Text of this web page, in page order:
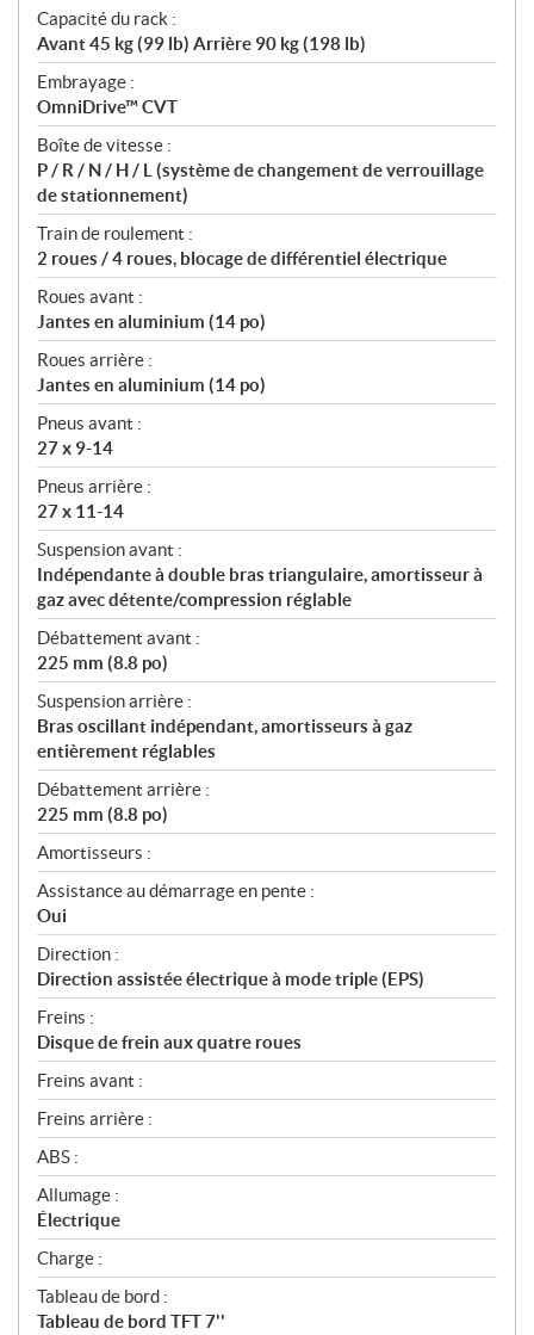
Capacité du rack :
Avant 45 kg (99 lb) Arrière 90 kg (198 lb)
Embrayage :
OmniDrive™ CVT
Boîte de vitesse :
P / R / N / H / L (système de changement de verrouillage
de stationnement)
Train de roulement :
2 roues / 4 roues, blocage de différentiel électrique
Roues avant :
Jantes en aluminium (14 po)
Roues arrière :
Jantes en aluminium (14 po)
Pneus avant :
27 x 9-14
Pneus arrière :
27 x 11-14
Suspension avant :
Indépendante à double bras triangulaire, amortisseur à
gaz avec détente/compression réglable
Débattement avant :
225 mm (8.8 po)
Suspension arrière :
Bras oscillant indépendant, amortisseurs à gaz
entièrement réglables
Débattement arrière :
225 mm (8.8 po)
Amortisseurs :
Assistance au démarrage en pente :
Oui
Direction :
Direction assistée électrique à mode triple (EPS)
Freins :
Disque de frein aux quatre roues
Freins avant :
Freins arrière :
ABS :
Allumage :
Électrique
Charge :
Tableau de bord :
Tableau de bord TFT 7''